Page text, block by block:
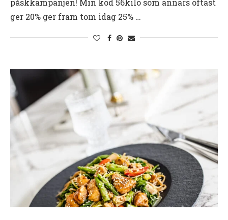
ger 20% ger fram tom idag 25% …